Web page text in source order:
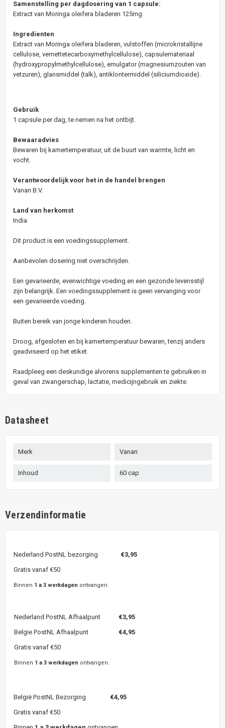
Samenstelling per dagdosering van 1 capsule:
Extract van Moringa oleifera bladeren 125mg
Ingredienten
Extract van Moringa oleifera bladeren, vulstoffen (microkristallijne
cellulose, vernettetecarboxymethylcellulose), capsulemateriaal
(hydroxypropylmethylcellulose), emulgator (magnesiumzouten van
vetzuren), glansmiddel (talk), antiklontermiddel (siliciumdioxide).
Gebruik
1 capsule per dag, te nemen na het ontbijt.
Bewaaradvies
Bewaren bij kamertemperatuur, uit de buurt van warmte, licht en
vocht.
Verantwoordelijk voor het in de handel brengen
Vanan B.V.
Land van herkomst
India
Dit product is een voedingssupplement.
Aanbevolen dosering niet overschrijden.
Een gevarieerde, evenwichtige voeding en een gezonde levensstijl
zijn belangrijk. Een voedingssupplement is geen vervanging voor
een gevarieerde voeding.
Buiten bereik van jonge kinderen houden.
Droog, afgesloten en bij kamertemperatuur bewaren, tenzij anders
geadviseerd op het etiket.
Raadpleeg een deskundige alvorens supplementen te gebruiken in
geval van zwangerschap, lactatie, medicijngebruik en ziekte.
Datasheet
Merk Vanan
Inhoud 60 cap
Verzendinformatie
Nederland PostNL bezorging €3,95
Gratis vanaf €50
Binnen 1 a 3 werkdagen ontvangen.
Nederland PostNL Afhaalpunt €3,95
Belgie PostNL Afhaalpunt
€4,95
Gratis vanaf €50
Binnen 1 a 3 werkdagen ontvangen.
België PostNL Bezorging €4,95
Gratis vanaf €50